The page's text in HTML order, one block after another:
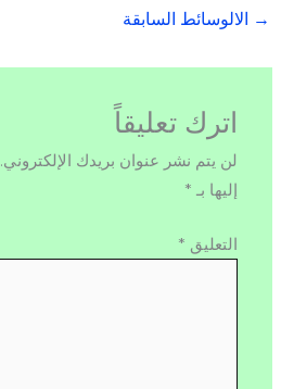
→ الالوسائط السابقة
اترك تعليقاً
لن يتم نشر عنوان بريدك الإلكتروني.
إليها بـ *
التعليق *